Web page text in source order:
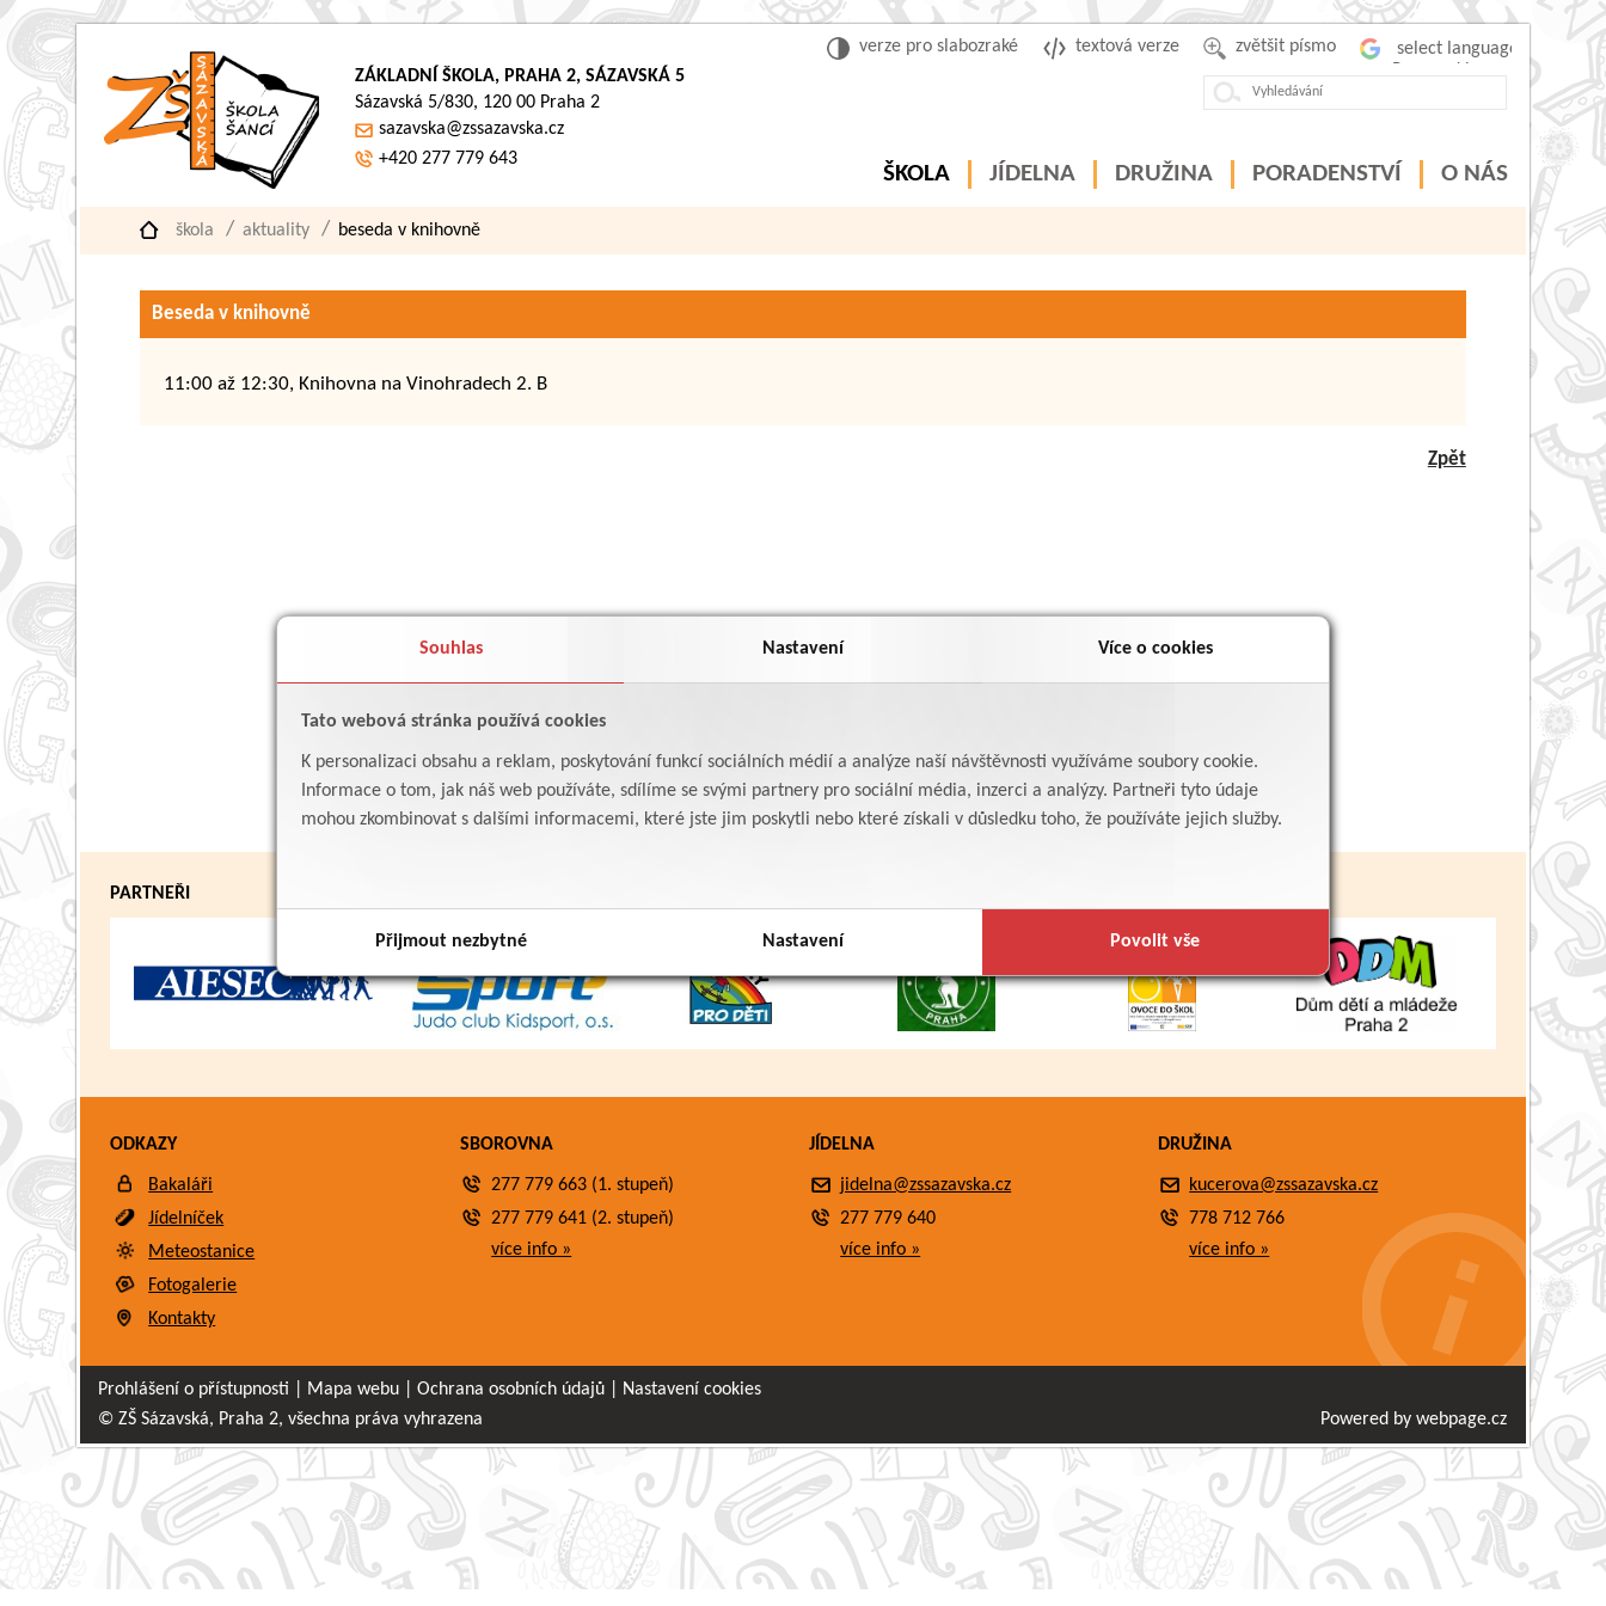
Souhlas Nastavení Více o cookies
Tato webová stránka používá cookies
K personalizaci obsahu a reklam, poskytování funkcí sociálních médií a analýze naší návštěvnosti využíváme soubory cookie.
Informace o tom, jak náš web používáte, sdílíme se svými partnery pro sociální média, inzerci a analýzy. Partneři tyto údaje
mohou zkombinovat s dalšími informacemi, které jste jim poskytli nebo které získali v důsledku toho, že používáte jejich služby.
Přijmout nezbytné Nastavení Povolit vše
zvětšit písmo
textová verze
verze pro slabozraké
ZÁKLADNÍ ŠKOLA, PRAHA 2, SÁZAVSKÁ 5
Sázavská 5/830, 120 00 Praha 2
sazavska@zssazavska.cz
+420 277 779 643
ŠKOLA JÍDELNA DRUŽINA PORADENSTVÍ O NÁS
škola aktuality beseda v knihovně
Beseda v knihovně
11:00 až 12:30, Knihovna na Vinohradech 2. B
Zpět
PARTNEŘI
ODKAZY
Bakaláři
Jídelníček
Meteostanice
Fotogalerie
Kontakty
SBOROVNA
277 779 663 (1. stupeň)
277 779 641 (2. stupeň)
více info »
JÍDELNA
jidelna@zssazavska.cz
277 779 640
více info »
DRUŽINA
kucerova@zssazavska.cz
778 712 766
více info »
Prohlášení o přístupnosti Mapa webu |Ochrana osobních údajů
Nastavení cookies
© ZŠ Sázavská, Praha 2, všechna práva vyhrazena
Powered by webpage.cz